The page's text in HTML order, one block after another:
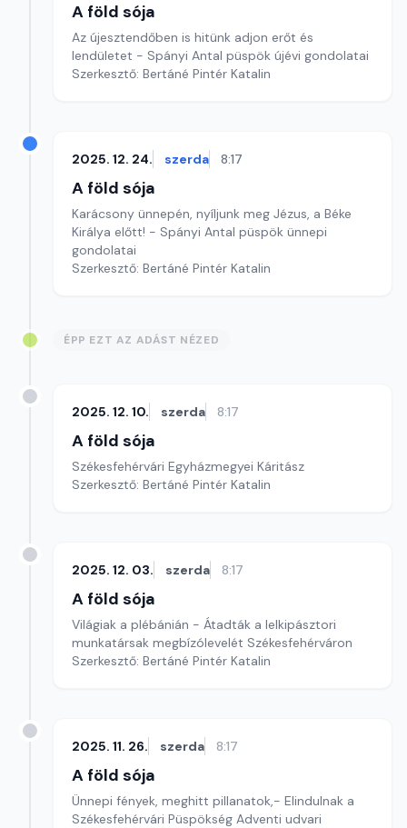
A föld sója
Az újesztendőben is hitünk adjon erőt és
lendületet - Spányi Antal püspök újévi gondolatai
Szerkesztő: Bertáné Pintér Katalin
2025. 12. 24. szerda 8:17
A föld sója
Karácsony ünnepén, nyíljunk meg Jézus, a Béke
Királya előtt! - Spányi Antal püspök ünnepi
gondolatai
Szerkesztő: Bertáné Pintér Katalin
ÉPP EZT AZ ADÁST NÉZED
2025. 12. 10. szerda 8:17
A föld sója
Székesfehérvári Egyházmegyei Káritász
Szerkesztő: Bertáné Pintér Katalin
2025. 12. 03. szerda 8:17
A föld sója
Világiak a plébánián - Átadták a lelkipásztori
munkatársak megbízólevelét Székesfehérváron
Szerkesztő: Bertáné Pintér Katalin
2025. 11. 26. szerda 8:17
A föld sója
Ünnepi fények, meghitt pillanatok,- Elindulnak a
Székesfehérvári Püspökség Adventi udvari